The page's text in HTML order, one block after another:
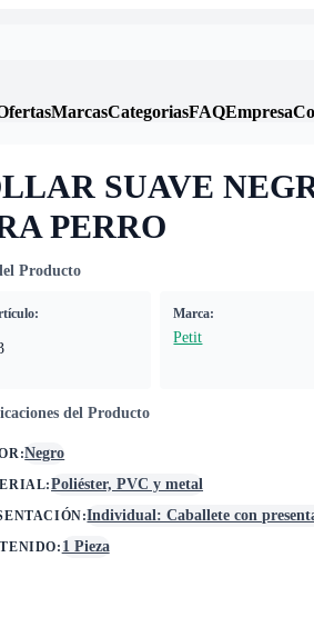
MarcasCategoriasFAQEmpresa
SUAVE
PERRO
Producto
Marca:
Petit
del Producto
:Negro
:Poliéster, PVC y metal
:Individual: Caballete con
: 1 Pieza